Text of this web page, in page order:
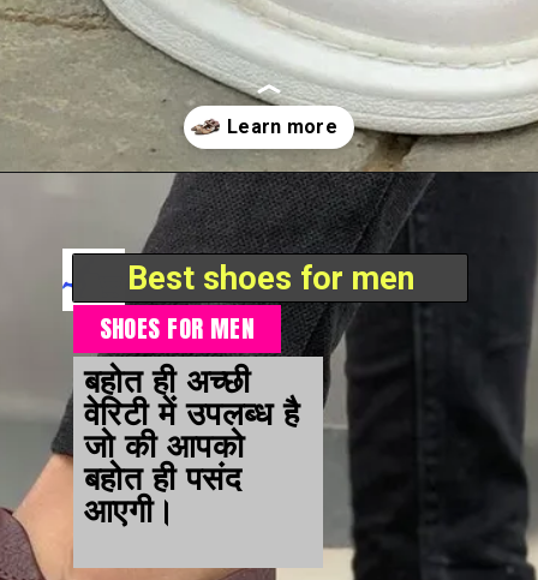
https://review4.in/shop
Best shoes for men
SHOES FOR MEN
बहोत ही अच्छी
वेरिटी में उपलब्ध है
जो की आपको
बहोत ही पसंद
आएगी।